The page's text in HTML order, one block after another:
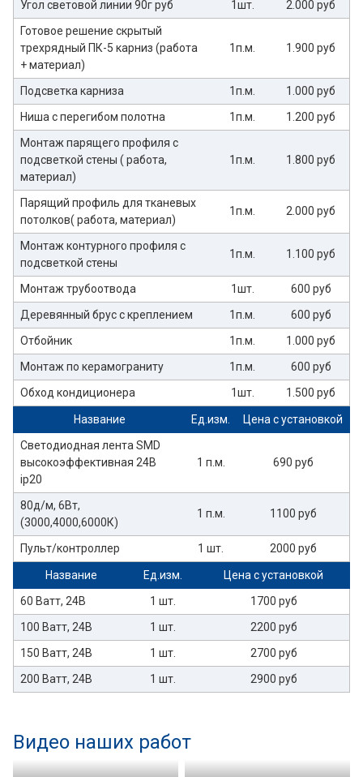
Угол световой линии 90г руб 1шт.
2.000 руб
Готовое решение скрытый
трехрядный ПК-5 карниз (работа
+ материал)
1п.м. 1.900 руб
Подсветка карниза 1п.м.
1.000 руб
Ниша с перегибом полотна
1п.м.
1.200 руб
Монтаж парящего профиля с
подсветкой стены ( работа,
материал)
1п.м. 1.800 руб
Парящий профиль для тканевых
потолков( работа, материал)
1п.м. 2.000 руб
Монтаж контурного профиля с
подсветкой стены
1п.м. 1.100 руб
Монтаж трубоотвода 1шт.
600 руб
Деревянный брус с креплением
1п.м.
600 руб
Отбойник
1п.м.
1.000 руб
Монтаж по керамограниту
1п.м.
600 руб
Обход кондиционера
1шт. 1.500 руб
Название Ед.изм.
Цена с установкой
Светодиодная лента SMD
высокоэффективная 24В
ip20
1 п.м. 690 руб
80д/м, 6Вт,
(3000,4000,6000К)
1 п.м. 1100 руб
Пульт/контроллер 1 шт. 2000 руб
Название Ед.изм.
Цена с установкой
60 Ватт, 24В
1 шт.
1700 руб
100 Ватт, 24В
1 шт.
2200 руб
150 Ватт, 24В
1 шт.
2700 руб
200 Ватт, 24В
1 шт. 2900 руб
Видео наших работ